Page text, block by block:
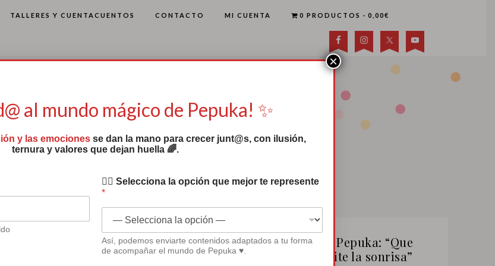
TALLERES Y CUENTACUENTOS CONTACTO MI CUENTA 0 PRODUCTOS 0,00€
Canción de Pepuka: “Que
nadie te quite la sonrisa”
al mundo mágico de Pepuka! ✨
y las emociones se dan la mano para crecer junt@s, con ilusión,
ternura y valores que dejan huella 🌈.
✍🏻 Selecciona la opción que mejor te represente
*
Así, podemos enviarte contenidos adaptados a tu forma
de acompañar el mundo de Pepuka ♥.
×